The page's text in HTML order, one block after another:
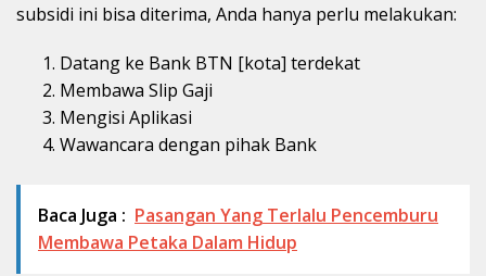
subsidi ini bisa diterima, Anda hanya perlu melakukan:
Datang ke Bank BTN [kota] terdekat
Membawa Slip Gaji
Mengisi Aplikasi
Wawancara dengan pihak Bank
Baca Juga : Pasangan Yang Terlalu Pencemburu
Membawa Petaka Dalam Hidup